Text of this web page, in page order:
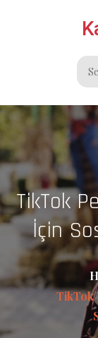
for:
TikTok
İçin
TikTok